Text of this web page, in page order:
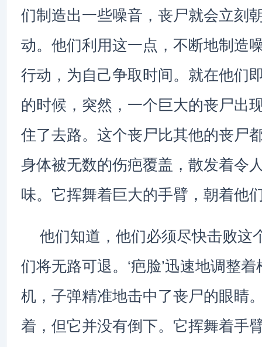
们制造出一些噪音，丧尸就会立刻
动。他们利用这一点，不断地制造
行动，为自己争取时间。就在他们
的时候，突然，一个巨大的丧尸出
住了去路。这个丧尸比其他的丧尸
身体被无数的伤疤覆盖，散发着令
味。它挥舞着巨大的手臂，朝着他
他们知道，他们必须尽快击败这
们将无路可退。‘疤脸’迅速地调整
机，子弹精准地击中了丧尸的眼睛
着，但它并没有倒下。它挥舞着手